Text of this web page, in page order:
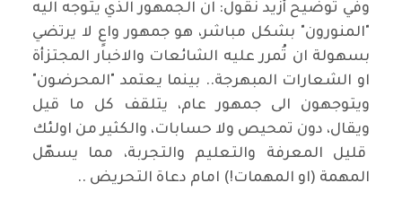
وفي توضيح أزيد نقول: ان الجمهور الذي يتوجه اليه
"المنورون" بشكل مباشر، هو جمهور واعٍ لا يرتضي
بسهولة ان تُمرر عليه الشائعات والاخبار المجتزأة
او الشعارات المبهرجة.. بينما يعتمد "المحرضون"
ويتوجهون الى جمهور عام، يتلقف كل ما قيل
ويقال، دون تمحيص ولا حسابات، والكثير من اولئك
قليل المعرفة والتعليم والتجربة، مما يسهّل
المهمة (او المهمات!) امام دعاة التحريض ..